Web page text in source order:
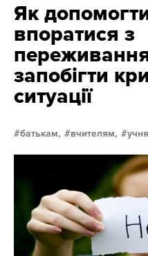
Як
впоратися з
запобігти
ситуації
батькам, вчителям,